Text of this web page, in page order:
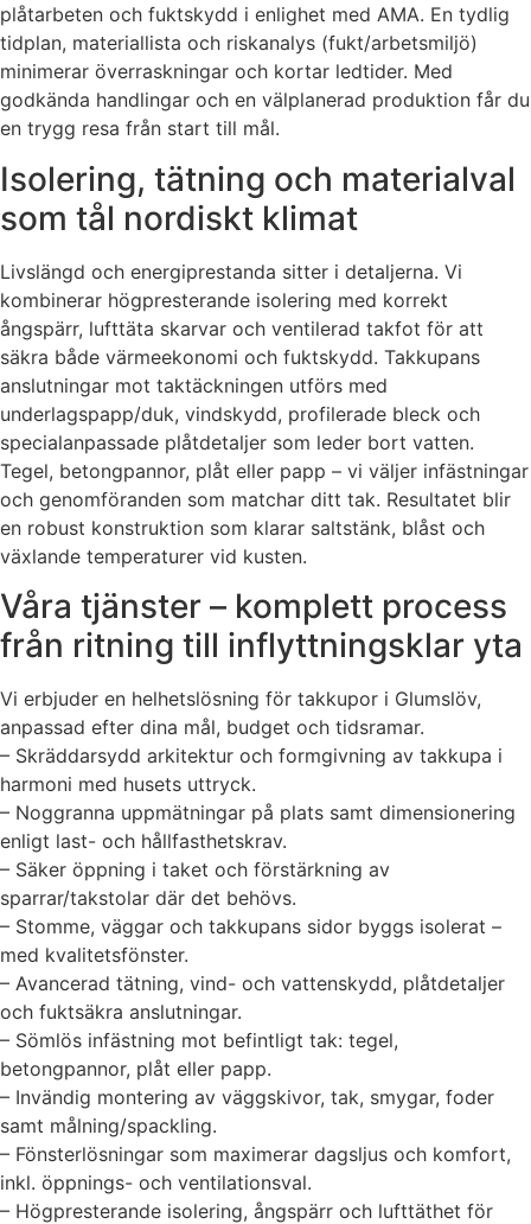
plåtarbeten och fuktskydd i enlighet med AMA. En tydlig
tidplan, materiallista och riskanalys (fukt/arbetsmiljö)
minimerar överraskningar och kortar ledtider. Med
godkända handlingar och en välplanerad produktion får du
en trygg resa från start till mål.
Isolering, tätning och materialval
som tål nordiskt klimat
Livslängd och energiprestanda sitter i detaljerna. Vi
kombinerar högpresterande isolering med korrekt
ångspärr, lufttäta skarvar och ventilerad takfot för att
säkra både värmeekonomi och fuktskydd. Takkupans
anslutningar mot taktäckningen utförs med
underlagspapp/duk, vindskydd, profilerade bleck och
specialanpassade plåtdetaljer som leder bort vatten.
Tegel, betongpannor, plåt eller papp – vi väljer infästningar
och genomföranden som matchar ditt tak. Resultatet blir
en robust konstruktion som klarar saltstänk, blåst och
växlande temperaturer vid kusten.
Våra tjänster – komplett process
från ritning till inflyttningsklar yta
Vi erbjuder en helhetslösning för takkupor i Glumslöv,
anpassad efter dina mål, budget och tidsramar.
– Skräddarsydd arkitektur och formgivning av takkupa i
harmoni med husets uttryck.
– Noggranna uppmätningar på plats samt dimensionering
enligt last- och hållfasthetskrav.
– Säker öppning i taket och förstärkning av
sparrar/takstolar där det behövs.
– Stomme, väggar och takkupans sidor byggs isolerat –
med kvalitetsfönster.
– Avancerad tätning, vind- och vattenskydd, plåtdetaljer
och fuktsäkra anslutningar.
– Sömlös infästning mot befintligt tak: tegel,
betongpannor, plåt eller papp.
– Invändig montering av väggskivor, tak, smygar, foder
samt målning/spackling.
– Fönsterlösningar som maximerar dagsljus och komfort,
inkl. öppnings- och ventilationsval.
– Högpresterande isolering, ångspärr och lufttäthet för